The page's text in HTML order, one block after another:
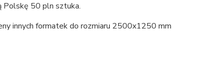
Polskę 50 pln sztuka.
innych formatek do rozmiaru 2500x1250 mm